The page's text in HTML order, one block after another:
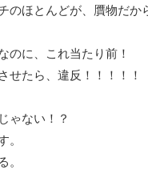
のほとんどが、贋物だか
のに、これ当たり前！
せたら、違反！！！！！
ゃない！？
。
。